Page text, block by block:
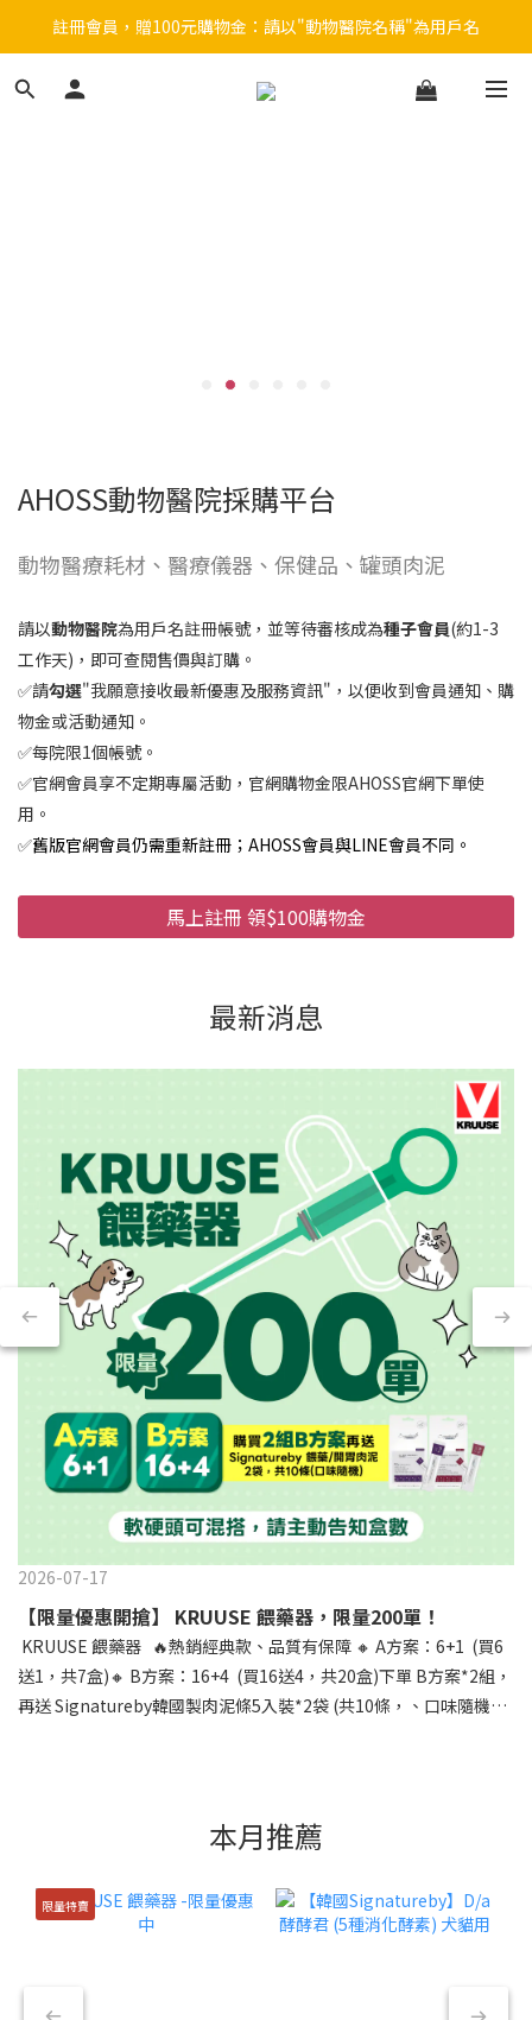
註冊會員，贈100元購物金：請以"動物醫院名稱"為用戶名
註冊會員，贈100元購物金：請以"動物醫院名稱"為用戶名
KRUUSE餵藥器  6+1 優惠中
AHOSS動物醫院採購平台
動物醫療耗材、醫療儀器、保健品、罐頭肉泥
請以動物醫院為用戶名註冊帳號，並等待審核成為種子會員(約1-3
工作天)，即可查閱售價與訂購。
✅請勾選"我願意接收最新優惠及服務資訊"，以便收到會員通知、購
物金或活動通知。
✅每院限1個帳號。
✅官網會員享不定期專屬活動，官網購物金限AHOSS官網下單使
用。
✅舊版官網會員仍需重新註冊；AHOSS會員與LINE會員不同。
馬上註冊 領$100購物金
最新消息
2026-07-17
【限量優惠開搶】 KRUUSE 餵藥器，限量200單！
KRUUSE 餵藥器 🔥熱銷經典款、品質有保障 🔸 A方案：6+1 (買6
送1，共7盒)🔸 B方案：16+4 (買16送4，共20盒)下單 B方案*2組，
再送 Signatureby韓國製肉泥條5入裝*2袋 (共10條，、口味隨機、
侶動物系列產品在台灣的唯一總代理 - 電話：04-2258-6668官方
LINE：https://lin.ee/xt3MWSt客服時間：平日9:00-17:30- AHOSS
官網僅供動物醫院註冊帳號與下單，每醫院一個帳號 寵物用品店歡
迎透過LINE或電話聯絡。
本月推薦
限量特賣